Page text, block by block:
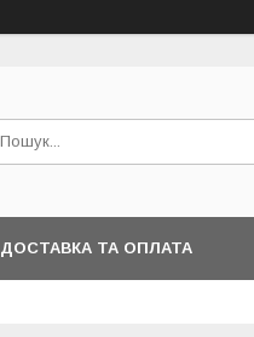
ДОСТАВКА ТА ОПЛАТА